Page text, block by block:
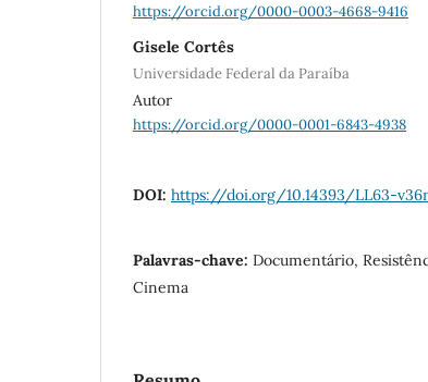
https://orcid.org/0000-0003-4668-9416
Gisele Cortês
Universidade Federal da Paraíba
Autor
https://orcid.org/0000-0001-6843-4938
DOI: https://doi.org/10.14393/LL63-
Palavras-chave: Documentário,
Cinema